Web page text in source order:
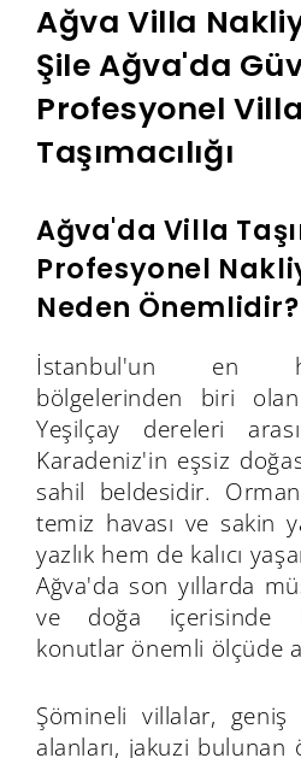
Ağva Villa
Şile Ağva'da
Profesyonel Villa
Taşımacılığı
Ağva'da Villa
Profesyonel
Neden Önemlidir?
İstanbul'un en
bölgelerinden biri
Yeşilçay dereleri
Karadeniz'in eşsiz
sahil beldesidir.
temiz havası ve sakin
yazlık hem de kalıcı
Ağva'da son yıllarda
ve doğa içerisinde
konutlar önemli ölçüde
Şömineli villalar, geniş
alanları, jakuzi bulunan